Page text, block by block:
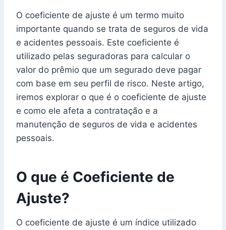
O coeficiente de ajuste é um termo muito
importante quando se trata de seguros de vida
e acidentes pessoais. Este coeficiente é
utilizado pelas seguradoras para calcular o
valor do prêmio que um segurado deve pagar
com base em seu perfil de risco. Neste artigo,
iremos explorar o que é o coeficiente de ajuste
e como ele afeta a contratação e a
manutenção de seguros de vida e acidentes
pessoais.
O que é Coeficiente de
Ajuste?
O coeficiente de ajuste é um índice utilizado